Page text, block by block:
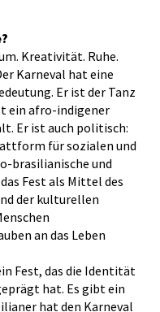
Kreativität. Ruhe.
Karneval hat eine
Er ist der Tanz
ein afro-indigener
Er ist auch politisch:
für sozialen und
brasilianische und
Fest als Mittel des
der kulturellen
an das Leben
Fest, das die Identität
hat. Es gibt ein
hat den Karneval